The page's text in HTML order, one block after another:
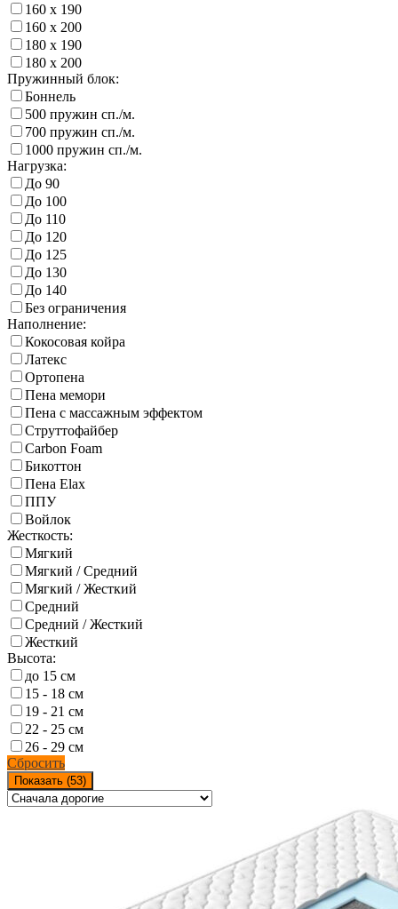
160 х 190
160 х 200
180 х 190
180 х 200
Пружинный блок:
Боннель
500 пружин сп./м.
700 пружин сп./м.
1000 пружин сп./м.
Нагрузка:
До 90
До 100
До 110
До 120
До 125
До 130
До 140
Без ограничения
Наполнение:
Кокосовая койра
Латекс
Ортопена
Пена мемори
Пена с массажным эффектом
Струттофайбер
Carbon Foam
Бикоттон
Пена Elax
ППУ
Войлок
Жесткость:
Мягкий
Мягкий / Средний
Мягкий / Жесткий
Средний
Средний / Жесткий
Жесткий
Высота:
до 15 см
15 - 18 см
19 - 21 см
22 - 25 см
26 - 29 см
Сбросить
Показать (53)